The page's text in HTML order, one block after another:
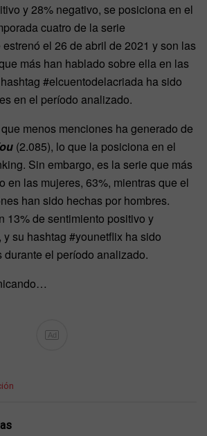
y 28% negativo, se posiciona en el
cuatro de la serie
el 26 de abril de 2021 y son las
más han hablado sobre ella en las
#elcuentodelacriada ha sido
en el período analizado.
menos menciones ha generado de
(2.085), lo que la posiciona en el
Sin embargo, es la serie que más
en las mujeres, 63%, mientras que el
han sido hechas por hombres.
13% de sentimiento positivo y
y su hashtag #younetflix ha sido
durante el período analizado.
Ad